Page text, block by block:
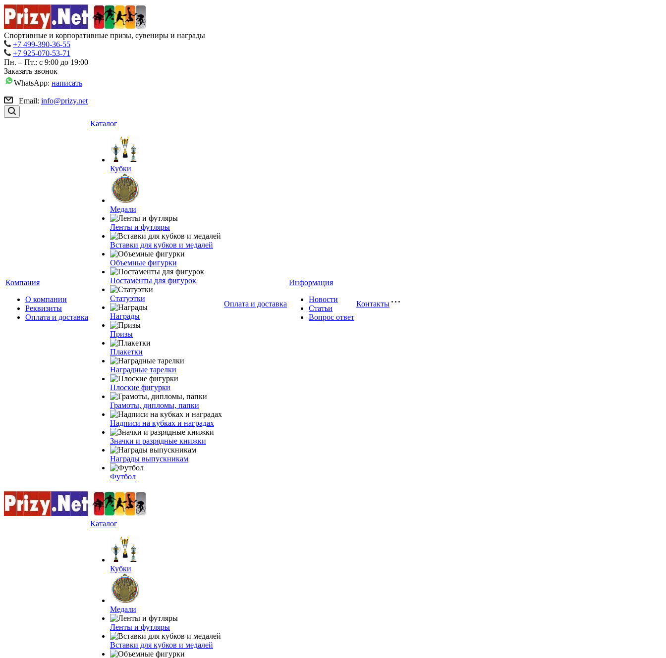
Спортивные и корпоративные призы, сувениры и награды
+7 499-390-36-55
+7 925-070-53-71
Пн. – Пт.: с 9:00 до 19:00
Заказать звонок
WhatsApp: написать
Email: info@prizy.net
Компания
О компании
Реквизиты
Оплата и доставка
Каталог
Кубки
Медали
Ленты и футляры
Вставки для кубков и медалей
Объемные фигурки
Постаменты для фигурок
Статуэтки
Награды
Призы
Плакетки
Наградные тарелки
Плоские фигурки
Грамоты, дипломы, папки
Надписи на кубках и наградах
Значки и разрядные книжки
Награды выпускникам
Футбол
Оплата и доставка
Информация
Новости
Статьи
Вопрос ответ
Контакты
Каталог
Кубки
Медали
Ленты и футляры
Вставки для кубков и медалей